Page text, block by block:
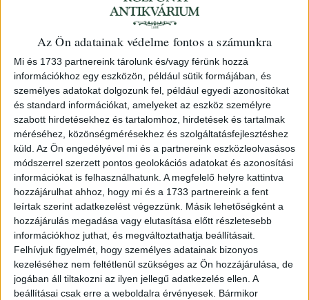
Az Ön adatainak védelme fontos a számunkra
Mi és 1733 partnereink tárolunk és/vagy férünk hozzá
információkhoz egy eszközön, például sütik formájában, és
személyes adatokat dolgozunk fel, például egyedi azonosítókat
és standard információkat, amelyeket az eszköz személyre
szabott hirdetésekhez és tartalomhoz, hirdetések és tartalmak
méréséhez, közönségmérésekhez és szolgáltatásfejlesztéshez
küld. Az Ön engedélyével mi és a partnereink eszközleolvasásos
módszerrel szerzett pontos geolokációs adatokat és azonosítási
információkat is felhasználhatunk. A megfelelő helyre kattintva
hozzájárulhat ahhoz, hogy mi és a 1733 partnereink a fent
leírtak szerint adatkezelést végezzünk. Másik lehetőségként a
hozzájárulás megadása vagy elutasítása előtt részletesebb
információkhoz juthat, és megváltoztathatja beállításait.
Felhívjuk figyelmét, hogy személyes adatainak bizonyos
kezeléséhez nem feltétlenül szükséges az Ön hozzájárulása, de
jogában áll tiltakozni az ilyen jellegű adatkezelés ellen. A
beállításai csak erre a weboldalra érvényesek. Bármikor
(Habsburg) III. Károly magyar király
latin nyelvű, nyomtatott rendelete.
Első nap, 148. árverés/ 6.
Kikiáltási ár:5 000 Ft
Leütési ár:5 000 Ft
Azonosító
97675
Részletesen rendelkezik a hadsereg különböző
beosztású tagjainak javadalmazásáról.
Kelt: Prága, 1723. VIII. 2.